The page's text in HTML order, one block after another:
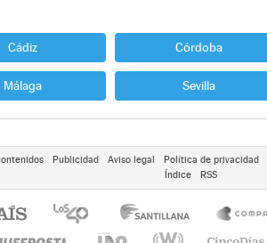
Cádiz Córdoba
Málaga Sevilla
Publicidad Aviso legal Política de privacidad
Índice
RSS